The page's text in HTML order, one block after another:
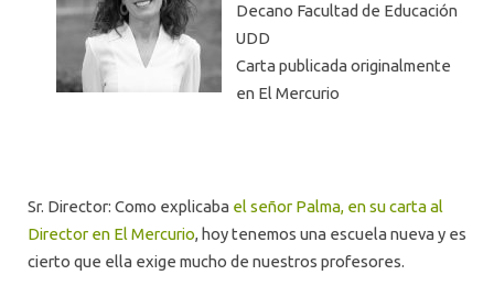
Decano Facultad de Educación
UDD
Carta publicada originalmente
en El Mercurio
Sr. Director: Como explicaba el señor Palma, en su carta al
Director en El Mercurio, hoy tenemos una escuela nueva y es
cierto que ella exige mucho de nuestros profesores.